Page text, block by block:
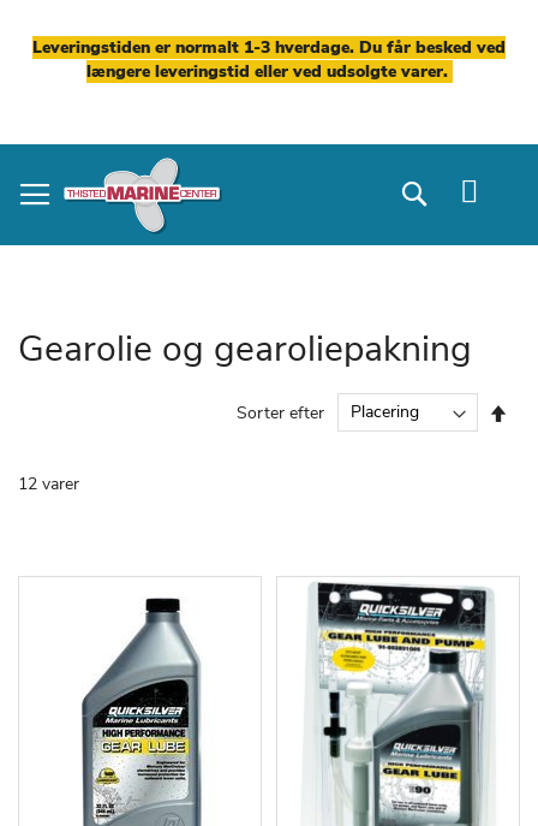
Leveringstiden er normalt 1-3 hverdage. Du får besked ved
længere leveringstid eller ved udsolgte varer.
to
Content
Search
Gearolie og gearoliepakning
12 varer
Sorter efter